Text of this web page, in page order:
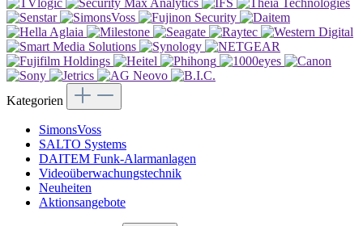
Kategorien
SimonsVoss
SALTO Systems
DAITEM Funk-Alarmanlagen
Videoüberwachungstechnik
Neuheiten
Aktionsangebote